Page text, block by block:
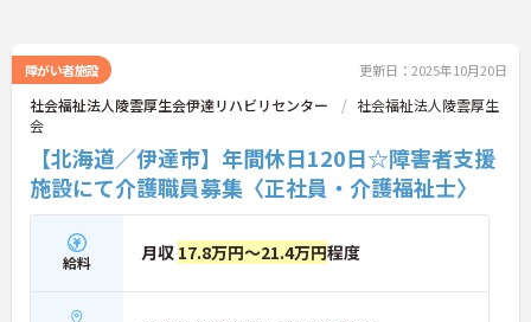
障がい者施設 更新日：2025年10月20日
社会福祉法人陵雲厚生会伊達リハビリセンター
社会福祉法人陵雲厚生
会
【北海道／伊達市】年間休日120日☆障害者支援
施設にて介護職員募集〈正社員・介護福祉士〉
給料 月収 17.8万円～21.4万円程度